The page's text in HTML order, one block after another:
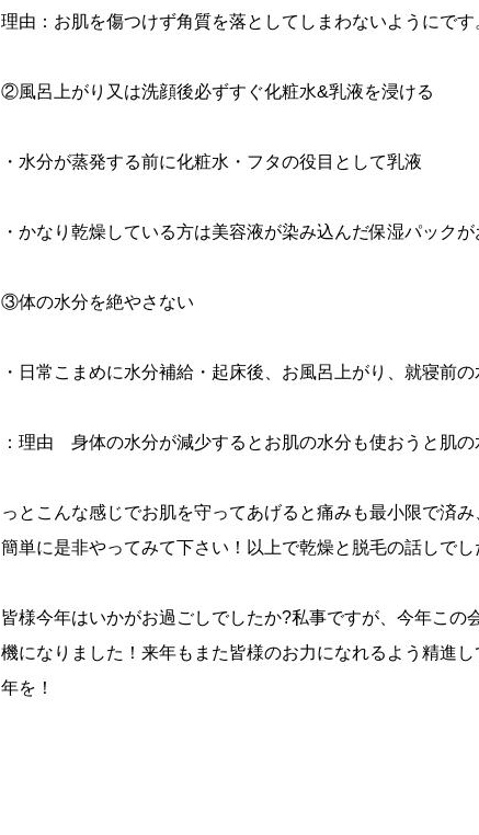
理由：お肌を傷つけず角質を落としてしまわないようにです
②風呂上がり又は洗顔後必ずすぐ化粧水&乳液を浸ける
・水分が蒸発する前に化粧水・フタの役目として乳液
・かなり乾燥している方は美容液が染み込んだ保湿パック
③体の水分を絶やさない
・日常こまめに水分補給・起床後、お風呂上がり、就寝前
：理由 身体の水分が減少するとお肌の水分も使おうと肌の
っとこんな感じでお肌を守ってあげると痛みも最小限で済
簡単に是非やってみて下さい！以上で乾燥と脱毛の話しでし
皆様今年はいかがお過ごしでしたか?私事ですが、今年こ
機になりました！来年もまた皆様のお力になれるよう精進
年を！